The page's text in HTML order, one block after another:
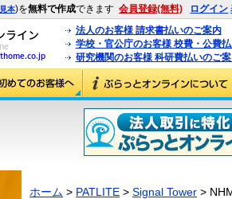
見本)を無料で作成できます 会員登録(無料) ログイン
法人のお客様 請求書払いのご案内
学校・官公庁のお客様 校費・公費
研究機関のお客様 科研費払いのご
ホーム > PATLITE > Signal Tower >